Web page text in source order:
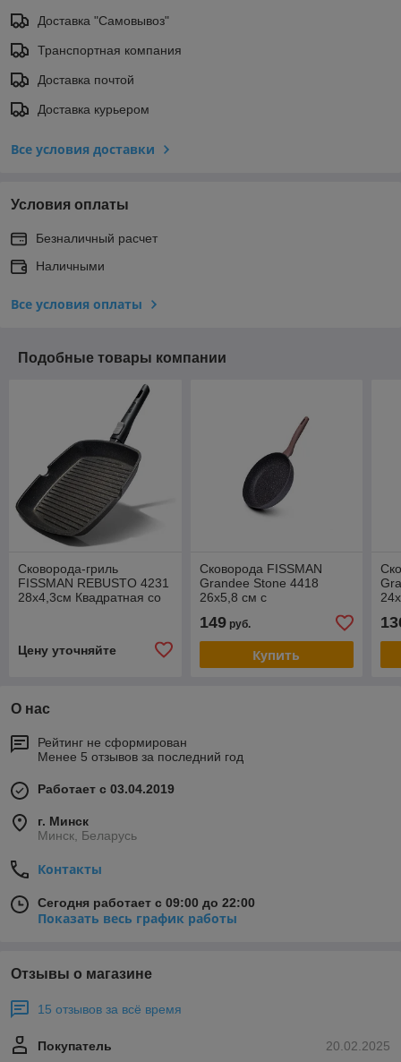
Доставка "Самовывоз"
Транспортная компания
Доставка почтой
Доставка курьером
Все условия доставки
Условия оплаты
Безналичный расчет
Наличными
Все условия оплаты
Подобные товары компании
Сковорода-гриль
FISSMAN REBUSTO 4231
28x4,3см Квадратная со
Цену уточняйте
Cковорода FISSMAN
Grandee Stone 4418
26x5,8 см с
(алюминий с
антипригарным
покрытием)
149руб.
Купить
О нас
Рейтинг не сформирован
Менее 5 отзывов за последний год
Работает с 03.04.2019
г. Минск
Минск, Беларусь
Контакты
Сегодня работает с 09:00 до 22:00
Показать весь график работы
Отзывы о магазине
15 отзывов за всё время
20.02.2025
Покупатель